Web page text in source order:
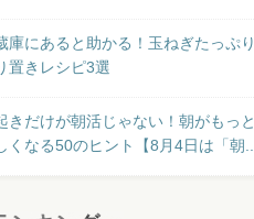
庫にあると助かる！玉ねぎたっぷり
置きレシピ3選
きだけが朝活じゃない！朝がもっと
くなる50のヒント【8月4日は「朝...